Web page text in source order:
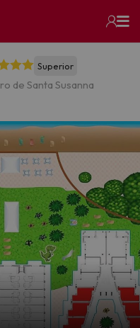
Superior
de Santa Susanna